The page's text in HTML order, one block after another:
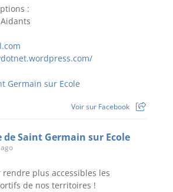
:
Voir sur Facebook
de Saint Germain sur Ecole
rendre plus accessibles les
de nos territoires !